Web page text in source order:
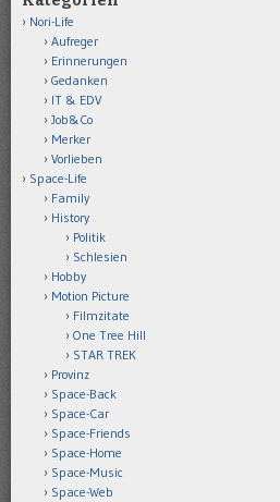
Nori-Life
Aufreger
Erinnerungen
Gedanken
IT & EDV
Job&Co
Merker
Vorlieben
Space-Life
Family
History
Politik
Schlesien
Hobby
Motion Picture
Filmzitate
One Tree Hill
STAR TREK
Provinz
Space-Back
Space-Car
Space-Friends
Space-Home
Space-Music
Space-Web